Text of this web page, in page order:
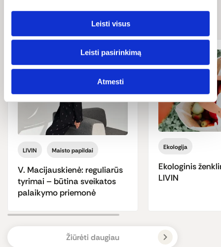
Leisti visus
Leisti pasirinkimą
Atmesti
straipsniai
LIVIN Maisto papildai
V. Macijauskienė: reguliarūs
tyrimai – būtina sveikatos
palaikymo priemonė
Ekologija
Ekologinis
LIVIN
Žiūrėti daugiau